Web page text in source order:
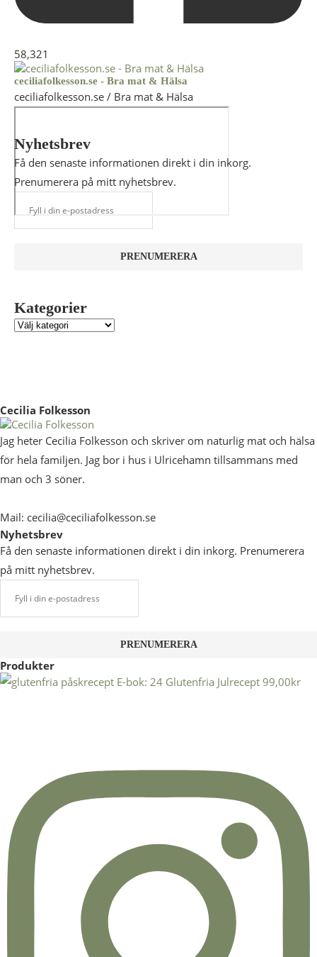
58,321
ceciliafolkesson.se - Bra mat & Hälsa
ceciliafolkesson.se / Bra mat & Hälsa
Nyhetsbrev
Få den senaste informationen direkt i din inkorg.
Prenumerera på mitt nyhetsbrev.
Kategorier
Cecilia Folkesson
Jag heter Cecilia Folkesson och skriver om naturlig mat och hälsa
för hela familjen. Jag bor i hus i Ulricehamn tillsammans med
man och 3 söner.
Mail: cecilia@ceciliafolkesson.se
Nyhetsbrev
Få den senaste informationen direkt i din inkorg. Prenumerera
på mitt nyhetsbrev.
Produkter
E-bok: 24 Glutenfria Julrecept 99,00kr